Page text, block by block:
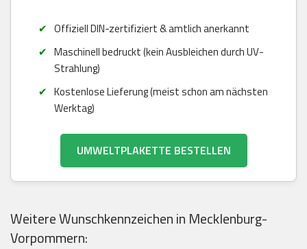
Offiziell DIN-zertifiziert & amtlich anerkannt
Maschinell bedruckt (kein Ausbleichen durch UV-
Strahlung)
Kostenlose Lieferung (meist schon am nächsten
Werktag)
UMWELTPLAKETTE BESTELLEN
Weitere Wunschkennzeichen in Mecklenburg-
Vorpommern: